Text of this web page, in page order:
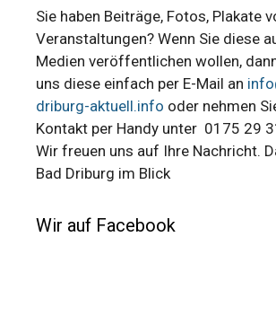
Sie haben Beiträge, Fotos, Plakate
Veranstaltungen? Wenn Sie diese
Medien veröffentlichen wollen,
uns diese einfach per E-Mail an
driburg-aktuell.info oder nehmen
Kontakt per Handy unter 0175 29
Wir freuen uns auf Ihre Nachricht.
Bad Driburg im Blick
Wir auf Facebook